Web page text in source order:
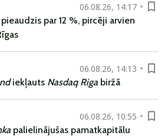
06.08.26, 14:17
par 12 %, pircēji arvien
06.08.26, 14:13
iekļauts Nasdaq Riga biržā
06.08.26, 10:55
palielinājušas pamatkapitālu